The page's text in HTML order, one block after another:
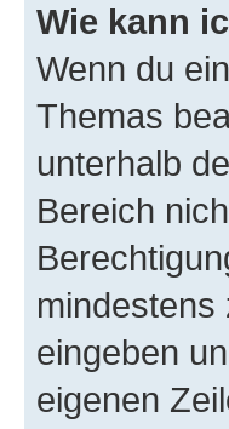
Wie kann
Wenn du
Themas
unterhalb
Bereich
mindestens
eingeben
eigenen